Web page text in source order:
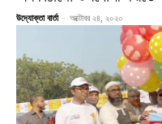
উদ্যোক্তা বার্তা - অক্টোবর ২৪, ২০২০